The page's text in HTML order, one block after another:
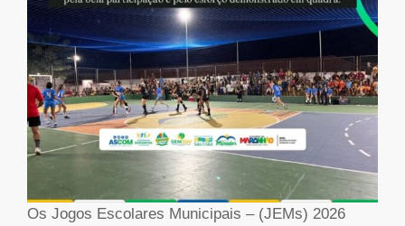
Os Jogos Escolares Municipais – (JEMs) 2026